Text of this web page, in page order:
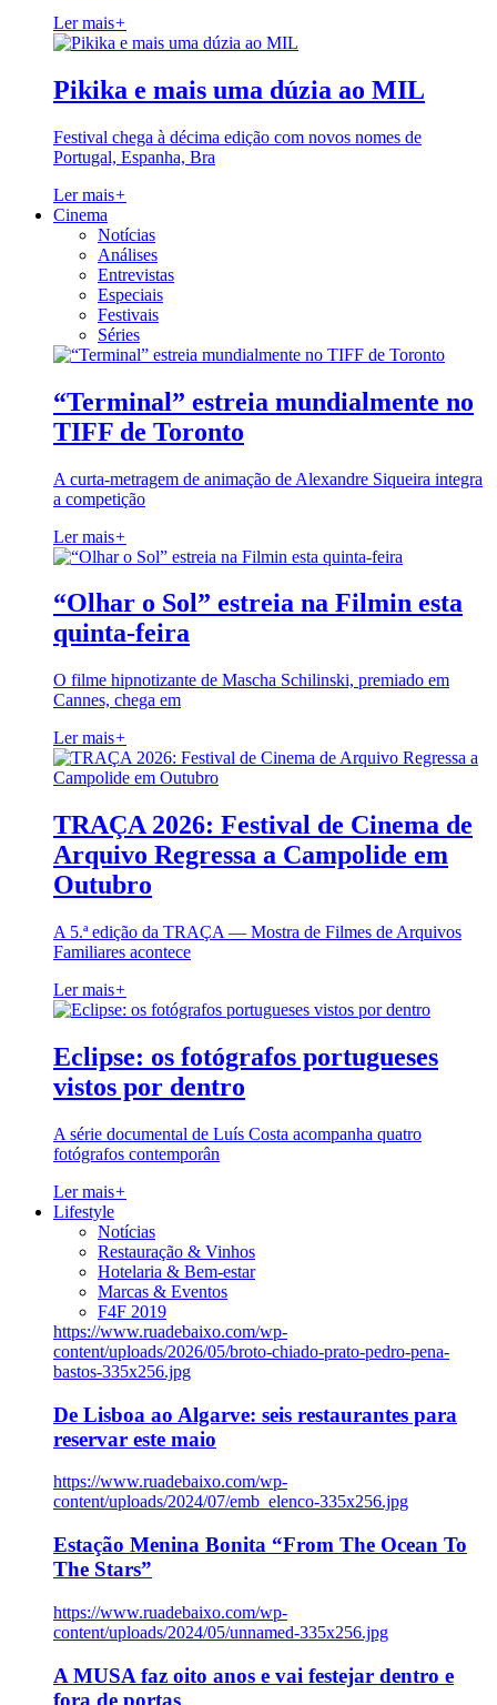
Ler mais+
Pikika e mais uma dúzia ao MIL
Festival chega à décima edição com novos nomes de
Portugal, Espanha, Bra
Ler mais+
Cinema
Notícias
Análises
Entrevistas
Especiais
Festivais
Séries
“Terminal” estreia mundialmente no
TIFF de Toronto
A curta-metragem de animação de Alexandre Siqueira integra
a competição
Ler mais+
“Olhar o Sol” estreia na Filmin esta
quinta-feira
O filme hipnotizante de Mascha Schilinski, premiado em
Cannes, chega em
Ler mais+
TRAÇA 2026: Festival de Cinema de
Arquivo Regressa a Campolide em
Outubro
A 5.ª edição da TRAÇA — Mostra de Filmes de Arquivos
Familiares acontece
Ler mais+
Eclipse: os fotógrafos portugueses
vistos por dentro
A série documental de Luís Costa acompanha quatro
fotógrafos contemporân
Ler mais+
Lifestyle
Notícias
Restauração & Vinhos
Hotelaria & Bem-estar
Marcas & Eventos
F4F 2019
https://www.ruadebaixo.com/wp-
content/uploads/2026/05/broto-chiado-prato-pedro-pena-
bastos-335x256.jpg
De Lisboa ao Algarve: seis restaurantes para
reservar este maio
https://www.ruadebaixo.com/wp-
content/uploads/2024/07/emb_elenco-335x256.jpg
Estação Menina Bonita “From The Ocean To
The Stars”
https://www.ruadebaixo.com/wp-
content/uploads/2024/05/unnamed-335x256.jpg
A MUSA faz oito anos e vai festejar dentro e
fora de portas